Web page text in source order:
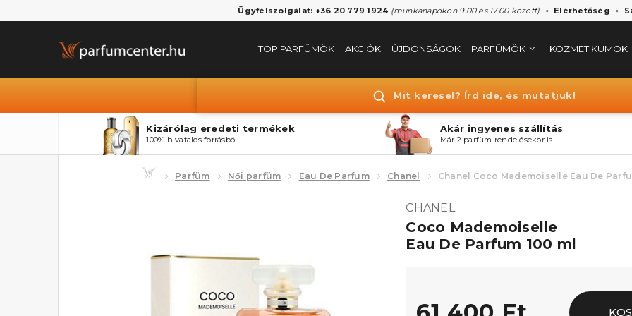
Ügyfélszolgálat: +36 20 779 1924 (munkanapokon 9:00 és 17:00 között) Elérhetőség
TOP PARFÜMÖK AKCIÓK ÚJDONSÁGOK PARFÜMÖK KOZMETIKUMOK
Mit keresel? Írd ide, és mutatjuk!
Kizárólag eredeti termékek
100% hivatalos forrásból
Akár ingyenes szállítás
Már 2 parfüm rendelésekor is
Parfüm Női parfüm Eau De Parfum Chanel Chanel Coco Mademoiselle Eau De
CHANEL
Coco Mademoiselle
Eau De Parfum 100 ml